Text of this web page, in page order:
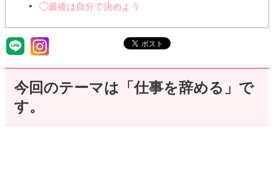
◯最後は自分で決めよう
今回のテーマは「仕事を辞める」で
す。